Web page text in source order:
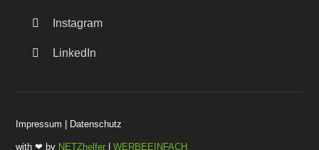
 Instagram
 LinkedIn
Impressum Datenschutz
with ❤ by NETZhelfer |WERBEEINFACH